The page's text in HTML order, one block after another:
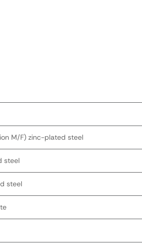
M/F) zinc-plated steel
steel
steel